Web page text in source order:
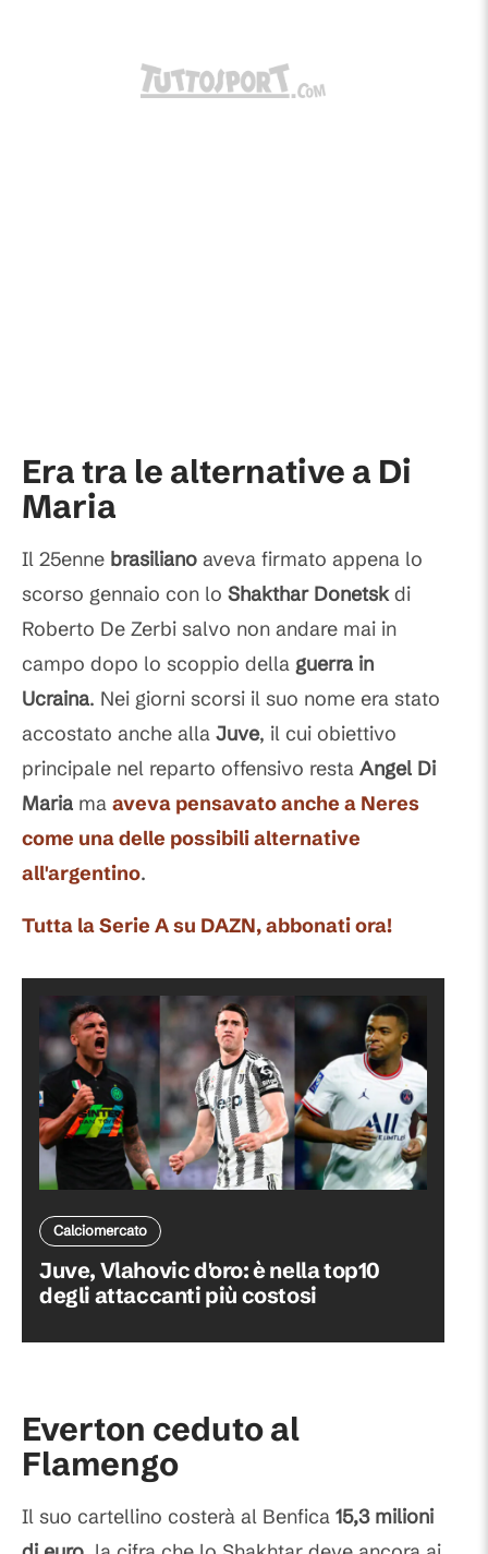
Era tra le alternative a Di
Maria
Il 25enne brasiliano aveva firmato appena lo
scorso gennaio con lo Shakthar Donetskdi
Roberto De Zerbi salvo non andare mai in
campo dopo lo scoppio della guerra in
Ucraina. Nei giorni scorsi il suo nome era stato
accostato anche alla Juve, il cui obiettivo
principale nel reparto offensivo resta Angel Di
Maria ma aveva pensavato anche a Neres
come una delle possibilialternative
all'argentino.
Tutta la Serie A su DAZN, abbonati ora!
Calciomercato
Juve, Vlahovic d'oro: è nella top10
degli attaccanti più costosi
Everton ceduto al
Flamengo
Il suo cartellino costerà al Benfica 15,3 milioni